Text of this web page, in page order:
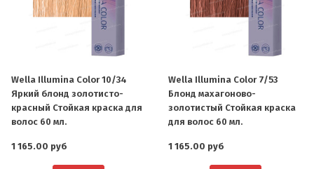
Wella Illumina Color 10/34
Яркий блонд золотисто-
красный Стойкая краска для
волос 60 мл.
1 165.00 руб
Wella Illumina Color 7/53
Блонд махагоново-
золотистый Стойкая краска
для волос 60 мл.
1 165.00 руб